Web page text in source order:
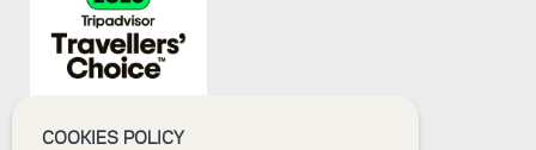
COOKIES POLICY